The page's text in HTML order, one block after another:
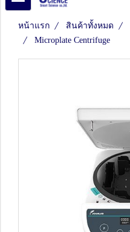
หน้าแรก สินค้าทั้งหมด
Microplate Centrifuge